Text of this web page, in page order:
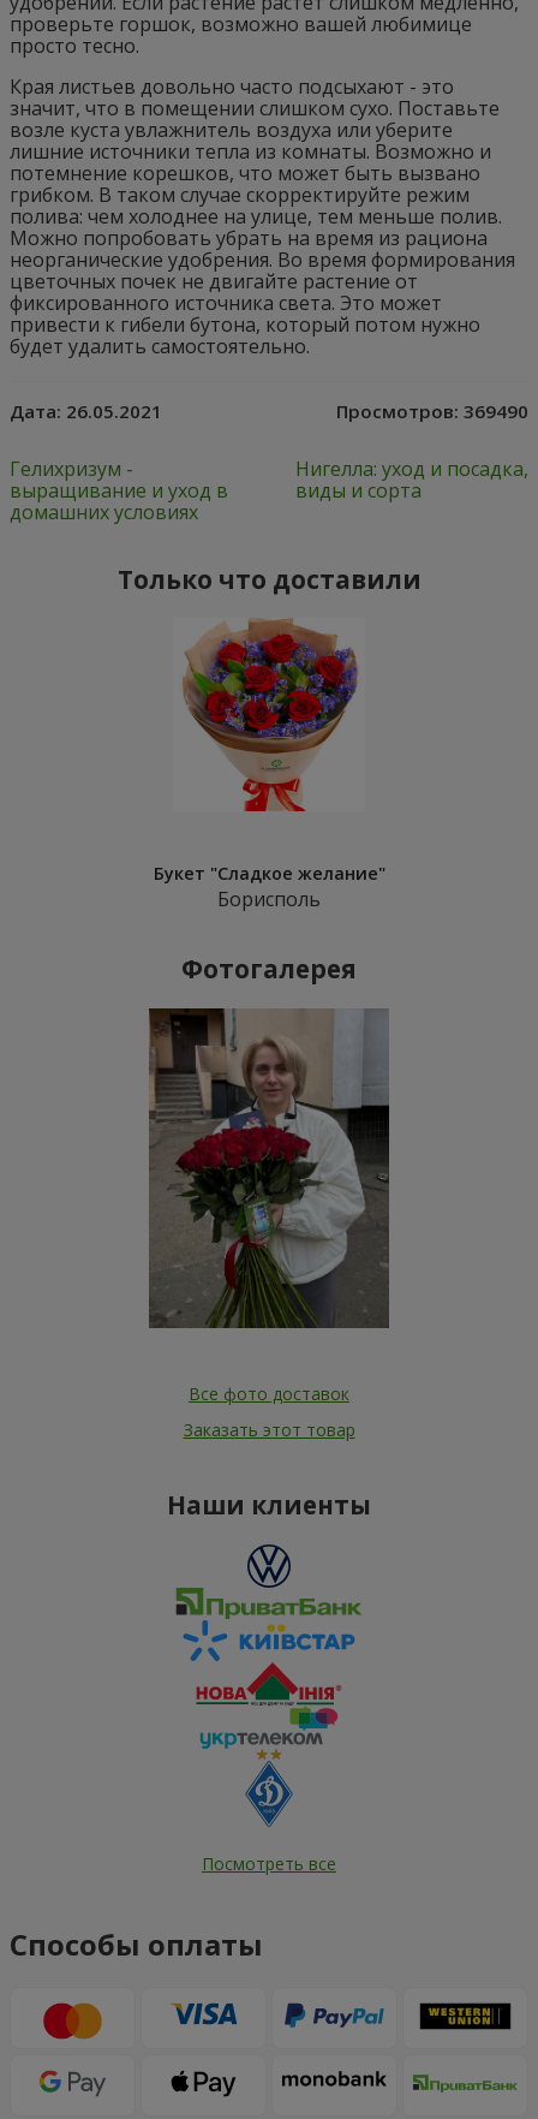
проверьте горшок, возможно вашей любимице
просто тесно.
Края листьев довольно часто подсыхают - это
значит, что в помещении слишком сухо. Поставьте
возле куста увлажнитель воздуха или уберите
лишние источники тепла из комнаты. Возможно и
потемнение корешков, что может быть вызвано
грибком. В таком случае скорректируйте режим
полива: чем холоднее на улице, тем меньше полив.
Можно попробовать убрать на время из рациона
неорганические удобрения. Во время формирования
цветочных почек не двигайте растение от
фиксированного источника света. Это может
привести к гибели бутона, который потом нужно
будет удалить самостоятельно.
Дата: 26.05.2021 Просмотров: 369490
Гелихризум -
выращивание и уход в
домашних условиях
Нигелла: уход и посадка,
виды и сорта
Только что доставили
Букет "Сладкое желание"
Борисполь
Фотогалерея
Все фото доставок
Заказать этот товар
Наши клиенты
Посмотреть все
Способы оплаты